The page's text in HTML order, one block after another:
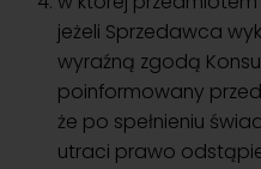
jeżeli Sprzedawca
wyraźną zgodą
poinformowany
że po spełnieniu
utraci prawo